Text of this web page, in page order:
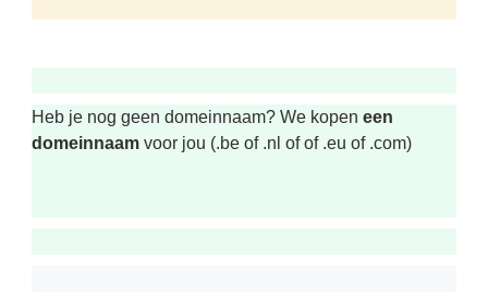
Heb je nog geen domeinnaam? We kopen een
domeinnaam voor jou (.be of .nl of of .eu of .com)